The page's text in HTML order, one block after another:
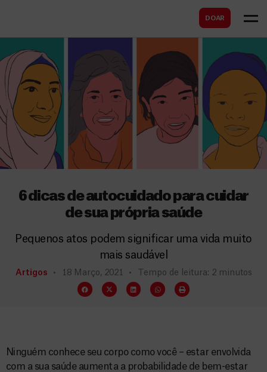
DOAR
6 dicas de autocuidado para cuidar
de sua própria saúde
Pequenos atos podem significar uma vida muito
mais saudável
Artigos 18 Março, 2021 Tempo de leitura: 2 minutos
Ninguém conhece seu corpo como você – estar envolvida
com a sua saúde aumenta a probabilidade de bem-estar